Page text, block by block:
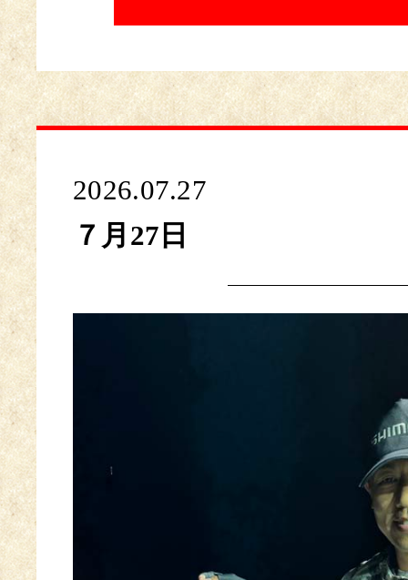
2026.07.27
７月27日